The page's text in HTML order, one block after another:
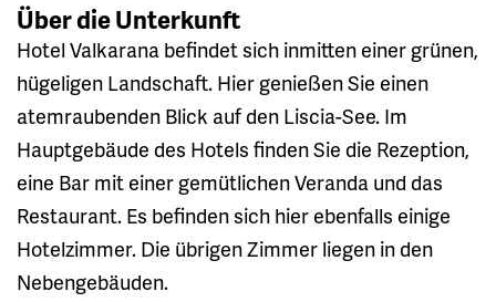
Über die Unterkunft
Hotel Valkarana befindet sich inmitten einer grünen,
hügeligen Landschaft. Hier genießen Sie einen
atemraubenden Blick auf den Liscia-See. Im
Hauptgebäude des Hotels finden Sie die Rezeption,
eine Bar mit einer gemütlichen Veranda und das
Restaurant. Es befinden sich hier ebenfalls einige
Hotelzimmer. Die übrigen Zimmer liegen in den
Nebengebäuden.